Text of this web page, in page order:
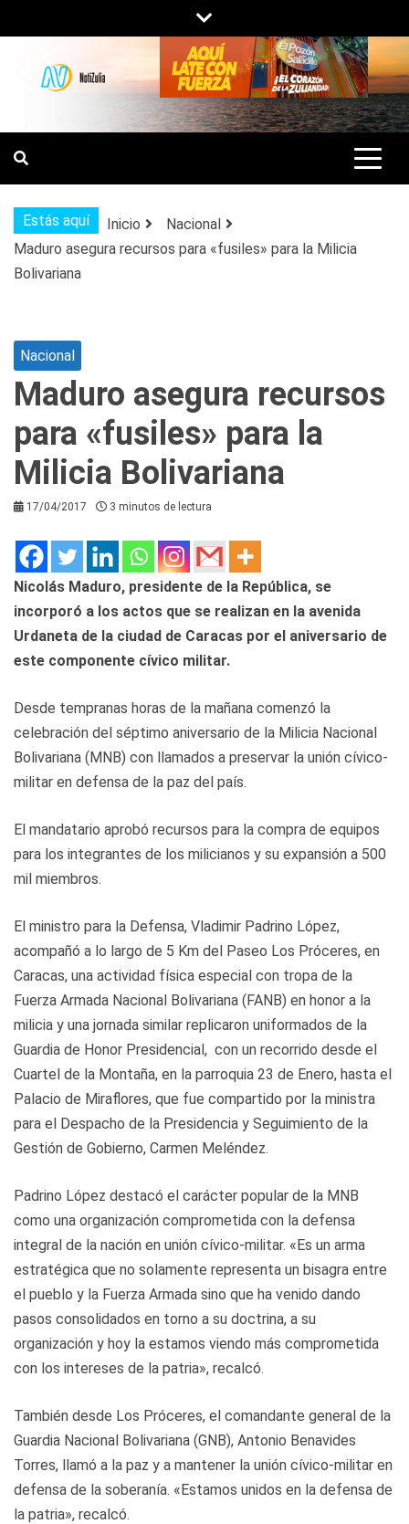
al
contenido
NOTIZULIA
NOTICIAS DEL ZULIA, VENEZUELA Y
DE INTERÉS GENERAL.
Estás aquí Inicio
Nacional
Maduro asegura recursos para «fusiles» para la Milicia
Bolivariana
Nacional
Maduro asegura recursos
para «fusiles» para la
Milicia Bolivariana
17/04/2017 3 minutos de lectura
Nicolás Maduro, presidente de la República, se
incorporó a los actos que se realizan en la avenida
Urdaneta de la ciudad de Caracas por el aniversario de
este componente cívico militar.
Desde tempranas horas de la mañana comenzó la
celebración del séptimo aniversario de la Milicia Nacional
Bolivariana (MNB) con llamados a preservar la unión cívico-
militar en defensa de la paz del país.
El mandatario aprobó recursos para la compra de equipos
para los integrantes de los milicianos y su expansión a 500
mil miembros.
El ministro para la Defensa, Vladimir Padrino López,
acompañó a lo largo de 5 Km del Paseo Los Próceres, en
Caracas, una actividad física especial con tropa de la
Fuerza Armada Nacional Bolivariana (FANB) en honor a la
milicia y una jornada similar replicaron uniformados de la
Guardia de Honor Presidencial, con un recorrido desde el
Cuartel de la Montaña, en la parroquia 23 de Enero, hasta el
Palacio de Miraflores, que fue compartido por la ministra
para el Despacho de la Presidencia y Seguimiento de la
Gestión de Gobierno, Carmen Meléndez.
Padrino López destacó el carácter popular de la MNB
como una organización comprometida con la defensa
integral de la nación en unión cívico-militar. «Es un arma
estratégica que no solamente representa un bisagra entre
el pueblo y la Fuerza Armada sino que ha venido dando
pasos consolidados en torno a su doctrina, a su
organización y hoy la estamos viendo más comprometida
con los intereses de la patria», recalcó.
También desde Los Próceres, el comandante general de la
Guardia Nacional Bolivariana (GNB), Antonio Benavides
Torres, llamó a la paz y a mantener la unión cívico-militar en
defensa de la soberanía. «Estamos unidos en la defensa de
la patria», recalcó.